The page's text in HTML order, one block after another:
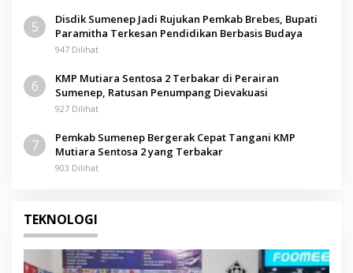
5
Disdik Sumenep Jadi Rujukan Pemkab Brebes, Bupati
Paramitha Terkesan Pendidikan Berbasis Budaya
947 Dilihat
6
KMP Mutiara Sentosa 2 Terbakar di Perairan
Sumenep, Ratusan Penumpang Dievakuasi
927 Dilihat
7
Pemkab Sumenep Bergerak Cepat Tangani KMP
Mutiara Sentosa 2 yang Terbakar
903 Dilihat
TEKNOLOGI